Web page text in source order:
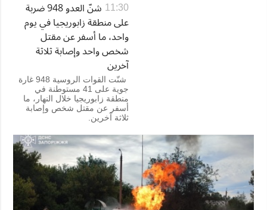
11:30
شنّ العدو 948 ضربة
على منطقة زابوريجيا في يوم
واحد، ما أسفر عن مقتل
شخص واحد وإصابة ثلاثة
آخرين
شنّت القوات الروسية 948 غارة
جوية على 41 مستوطنة في
منطقة زابوريجيا خلال النهار، ما
أسفر عن مقتل شخص وإصابة
ثلاثة آخرين.